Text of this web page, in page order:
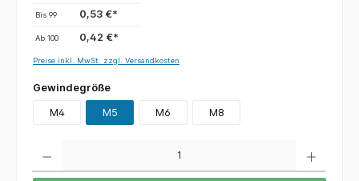
Bis99 0,53 €*
Ab100 0,42 €*
Preise inkl. MwSt. zzgl. Versandkosten
Gewindegröße
M4 M5 M6 M8